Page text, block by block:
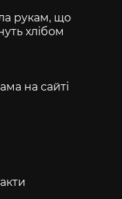
рукам, що
хлібом
на сайті